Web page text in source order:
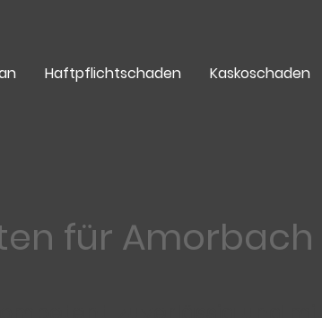
Haftpflichtschaden Kaskoschaden
für Amorbach